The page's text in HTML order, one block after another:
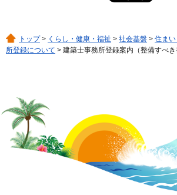
トップ> くらし・健康・福祉 > 社会基盤 > 住ま
所登録について > 建築士事務所登録案内（整備すべき